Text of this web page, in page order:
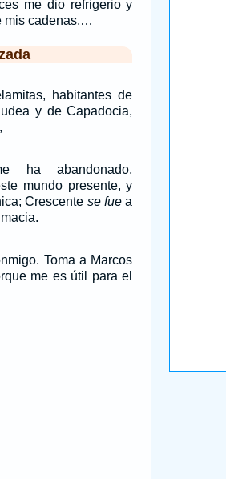
me dio refrigerio y
mis cadenas,…
habitantes de
y de Capadocia,
ha abandonado,
mundo presente, y
Crescente se fue a
Toma a Marcos
me es útil para el